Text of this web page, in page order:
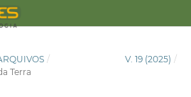
/ V. 19 (2025) /
Terra